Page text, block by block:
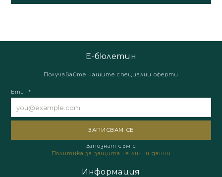
Е-бюлетин
Получавайте нашите специални оферти
Email*
Запознат съм с
Политика за защита на лични данни
Информация